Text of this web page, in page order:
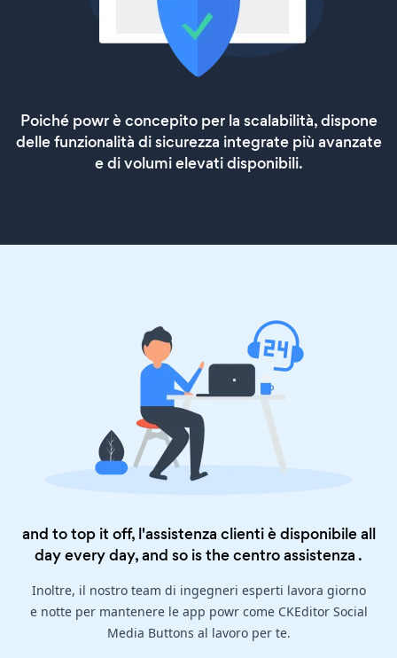
Poiché powr è concepito per la scalabilità, dispone
delle funzionalità di sicurezza integrate più avanzate
e di volumi elevati disponibili.
and to top it off, l'assistenza clienti è disponibile all
day every day, and so is thecentro assistenza .
Inoltre, il nostro team di ingegneri esperti lavora giorno
e notte per mantenere le app powr come CKEditor Social
Media Buttons al lavoro per te.